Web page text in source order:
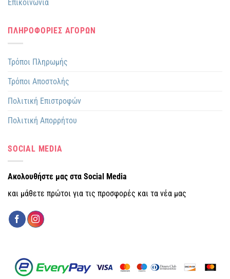
Επικοινωνία
ΠΛΗΡΟΦΟΡΙΕΣ ΑΓΟΡΩΝ
Τρόποι Πληρωμής
Τρόποι Αποστολής
Πολιτική Επιστροφών
Πολιτική Απορρήτου
SOCIAL MEDIA
Ακολουθήστε μας στα Social Media
και μάθετε πρώτοι για τις προσφορές και τα νέα μας